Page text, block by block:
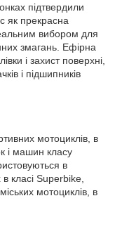
підтвердили
як прекрасна
вибором для
змагань. Ефірна
і захист поверхні,
і підшипників
мотоциклів, в
і машин класу
в
класі Superbike,
мотоциклів, в